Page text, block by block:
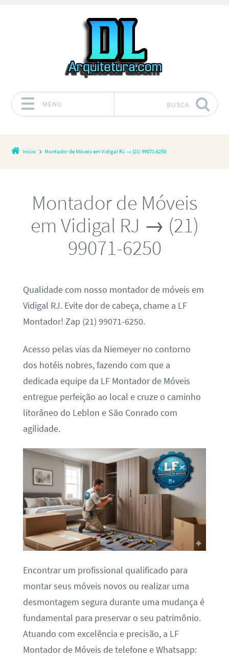
MENU BUSCA
Início Montador de Móveis em Vidigal RJ → (21) 99071-6250
Montador de Móveis
em Vidigal RJ → (21)
99071-6250
Qualidade com nosso montador de móveis em
Vidigal RJ. Evite dor de cabeça, chame a LF
Montador! Zap (21) 99071-6250.
Acesso pelas vias da Niemeyer no contorno
dos hotéis nobres, fazendo com que a
dedicada equipe da LF Montador de Móveis
entregue perfeição ao local e cruze o caminho
litorâneo do Leblon e São Conrado com
agilidade.
Encontrar um profissional qualificado para
montar seus móveis novos ou realizar uma
desmontagem segura durante uma mudança é
fundamental para preservar o seu patrimônio.
Atuando com excelência e precisão, a LF
Montador de Móveis de telefone e Whatsapp: